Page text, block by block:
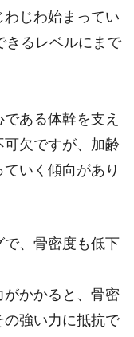
じわ始まってい
きるレベルにまで
ある体幹を支え
欠ですが、加齢
いく傾向があり
で、骨密度も低下
かかると、骨密
の強い力に抵抗で